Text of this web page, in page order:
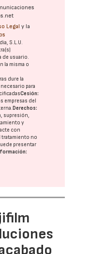
Legal y la
S.L.U.
usuario.
la misma o
dure la
para
Cesión:
empresas del
Derechos:
supresión,
y
con
tratamiento no
presentar